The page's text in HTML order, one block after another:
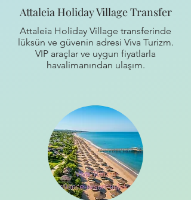
Attaleia Holiday Village Transfer
Attaleia Holiday Village transferinde
lüksün ve güvenin adresi Viva Turizm.
VIP araçlar ve uygun fiyatlarla
havalimanından ulaşım.